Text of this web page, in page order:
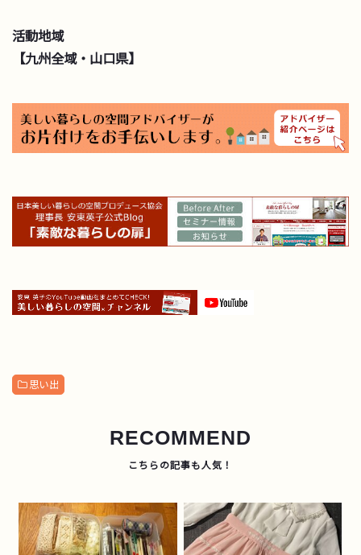
活動地域
【九州全域・山口県】
思い出
RECOMMEND